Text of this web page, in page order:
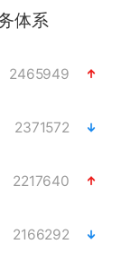
体系
2465949
2371572
2217640
2166292